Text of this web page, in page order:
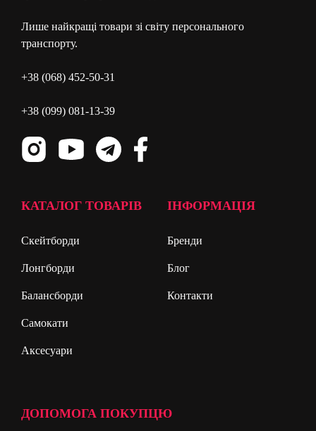
Лише найкращі товари зі світу персонального
транспорту.
+38 (068) 452-50-31
+38 (099) 081-13-39
КАТАЛОГ ТОВАРІВ
Скейтборди
Лонгборди
Балансборди
Самокати
Аксесуари
ІНФОРМАЦІЯ
Бренди
Блог
Контакти
ДОПОМОГА ПОКУПЦЮ